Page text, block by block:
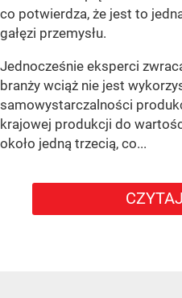
co potwierdza, że jest to
gałęzi przemysłu.
Jednocześnie eksperci
branży wciąż nie jest
samowystarczalności
krajowej produkcji do
około jedną trzecią, co...